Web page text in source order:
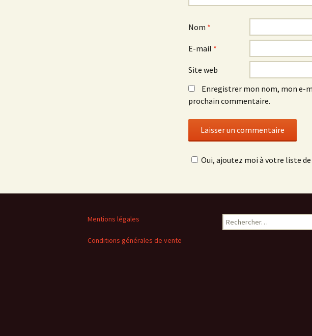
Nom *
E-mail *
Site web
Enregistrer mon nom, mon e-
prochain commentaire.
Oui, ajoutez moi à votre liste
Mentions légales
Conditions générales de vente
Rechercher :